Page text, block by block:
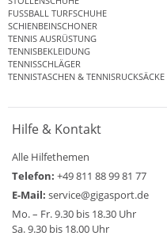
FUSSBALL TURFSCHUHE
SCHIENBEINSCHONER
TENNIS AUSRÜSTUNG
TENNISBEKLEIDUNG
TENNISSCHLÄGER
TENNISTASCHEN & TENNISRUCKSÄCKE
Hilfe & Kontakt
Alle Hilfethemen
Telefon: +49 811 88 99 81 77
E-Mail: service@gigasport.de
Mo. – Fr. 9.30 bis 18.30 Uhr
Sa. 9.30 bis 18.00 Uhr